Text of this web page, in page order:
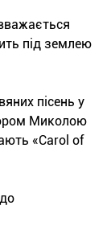
під землею
пісень у
Миколою
«Carol of